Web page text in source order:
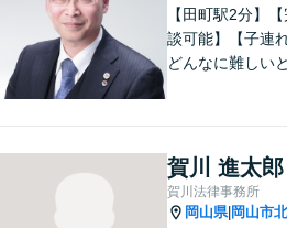
にご相談下さい
【田町駅2分】
談可能】【子連
どんなに難しい
ている皆さまの
向に変化させる
ように全力を尽
賀川 進太郎
賀川法律事務所
岡山県| 岡山市